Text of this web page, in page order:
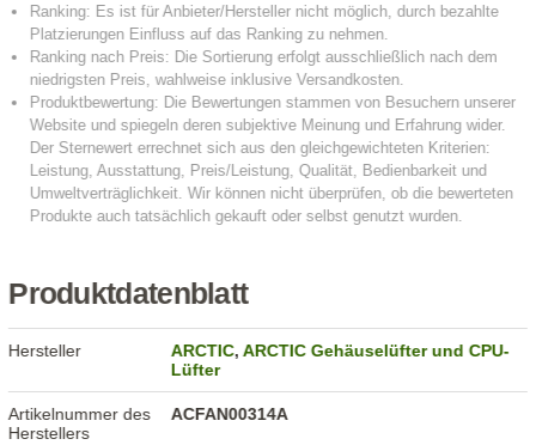
Produktdatenblatt
Hersteller ARCTIC,ARCTIC Gehäuselüfter und CPU-
Lüfter
Artikelnummer des
Herstellers
ACFAN00314A